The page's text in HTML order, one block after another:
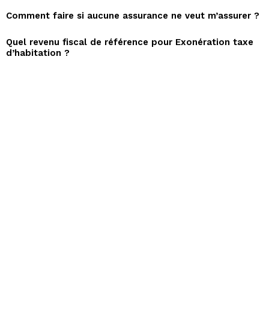
Comment faire si aucune assurance ne veut m’assurer ?
Quel revenu fiscal de référence pour Exonération taxe
d’habitation ?